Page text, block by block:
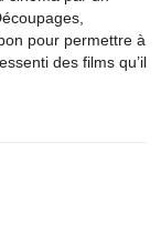
pour permettre à
des films qu’il